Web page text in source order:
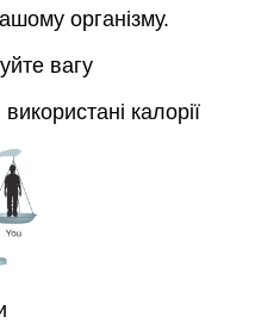
організму.
вагу
використані калорії